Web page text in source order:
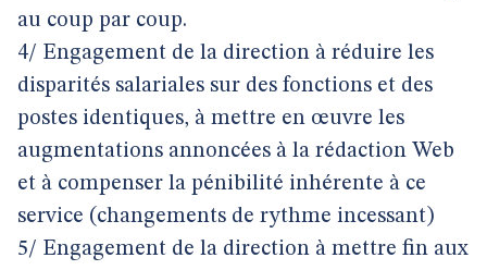
au coup par coup.
4/ Engagement de la direction à réduire les
disparités salariales sur des fonctions et des
postes identiques, à mettre en œuvre les
augmentations annoncées à la rédaction Web
et à compenser la pénibilité inhérente à ce
service (changements de rythme incessant)
5/ Engagement de la direction à mettre fin aux